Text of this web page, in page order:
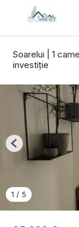
Soarelui | 1
investiție
1 / 5
Previous